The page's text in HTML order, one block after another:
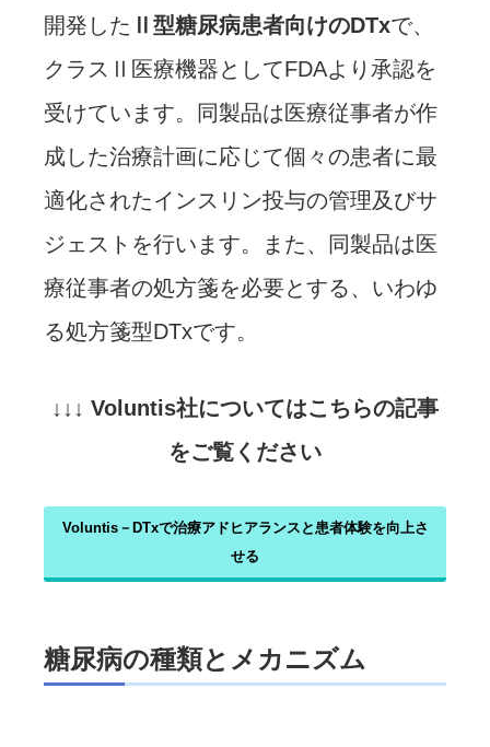
開発した Ⅱ型糖尿病患者向けのDTxで、
クラスⅡ医療機器としてFDAより承認を
受けています。同製品は医療従事者が作
成した治療計画に応じて個々の患者に最
適化されたインスリン投与の管理及びサ
ジェストを行います。また、同製品は医
療従事者の処方箋を必要とする、いわゆ
る処方箋型DTxです。
↓↓↓ Voluntis社についてはこちらの記事
をご覧ください
Voluntis－DTxで治療アドヒアランスと患者体験を向上さ
せる
糖尿病の種類とメカニズム